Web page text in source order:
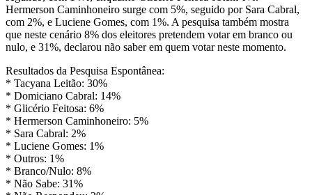
Hermerson Caminhoneiro surge com 5%, seguido por Sara Cabral,
com 2%, e Luciene Gomes, com 1%. A pesquisa também mostra
que neste cenário 8% dos eleitores pretendem votar em branco ou
nulo, e 31%, declarou não saber em quem votar neste momento.
Resultados da Pesquisa Espontânea:
* Tacyana Leitão: 30%
* Domiciano Cabral: 14%
* Glicério Feitosa: 6%
* Hermerson Caminhoneiro: 5%
* Sara Cabral: 2%
* Luciene Gomes: 1%
* Outros: 1%
* Branco/Nulo: 8%
* Não Sabe: 31%